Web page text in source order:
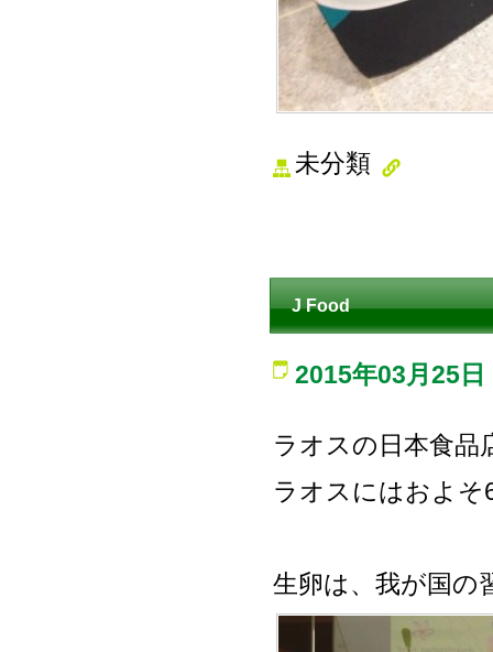
未分類
J Food
2015年03月25日
ラオスの日本食品
ラオスにはおよ
生卵は、我が国の